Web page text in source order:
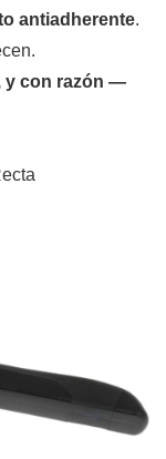
antiadherente.
y con razón —